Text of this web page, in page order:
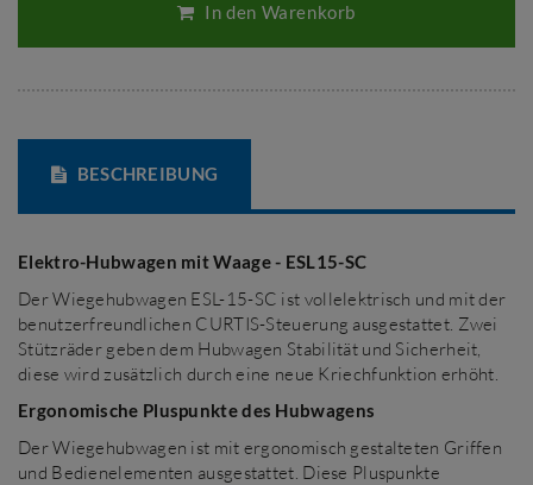
In den Warenkorb
BESCHREIBUNG
Elektro-Hubwagen mit Waage - ESL15-SC
Der Wiegehubwagen ESL-15-SC ist vollelektrisch und mit der
benutzerfreundlichen CURTIS-Steuerung ausgestattet. Zwei
Stützräder geben dem Hubwagen Stabilität und Sicherheit,
diese wird zusätzlich durch eine neue Kriechfunktion erhöht.
Ergonomische Pluspunkte des Hubwagens
Der Wiegehubwagen ist mit ergonomisch gestalteten Griffen
und Bedienelementen ausgestattet. Diese Pluspunkte